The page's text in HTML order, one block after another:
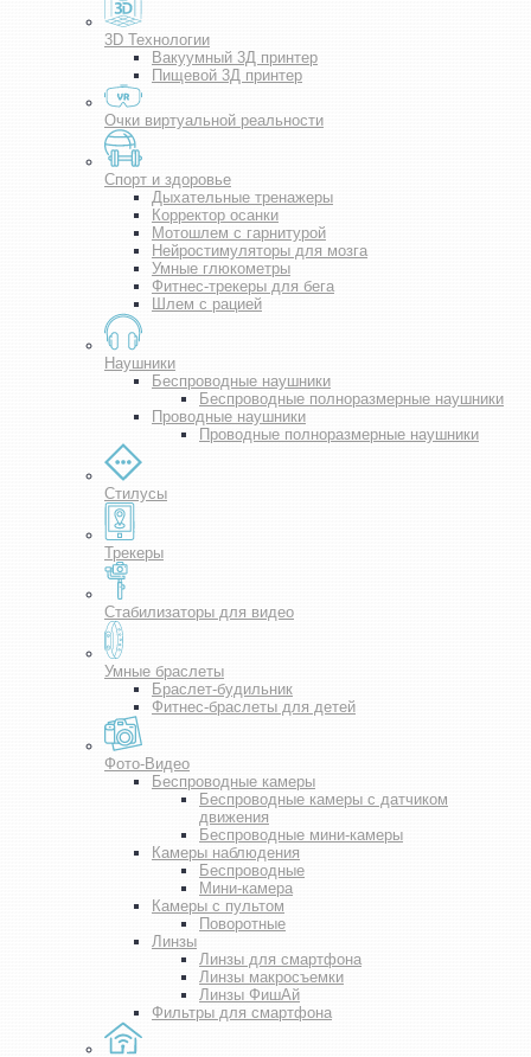
3D Технологии
Вакуумный 3Д принтер
Пищевой 3Д принтер
Очки виртуальной реальности
Спорт и здоровье
Дыхательные тренажеры
Корректор осанки
Мотошлем с гарнитурой
Нейростимуляторы для мозга
Умные глюкометры
Фитнес-трекеры для бега
Шлем с рацией
Наушники
Беспроводные наушники
Беспроводные полноразмерные наушники
Проводные наушники
Проводные полноразмерные наушники
Стилусы
Трекеры
Стабилизаторы для видео
Умные браслеты
Браслет-будильник
Фитнес-браслеты для детей
Фото-Видео
Беспроводные камеры
Беспроводные камеры с датчиком
движения
Беспроводные мини-камеры
Камеры наблюдения
Беспроводные
Мини-камера
Камеры с пультом
Поворотные
Линзы
Линзы для смартфона
Линзы макросъемки
Линзы ФишАй
Фильтры для смартфона